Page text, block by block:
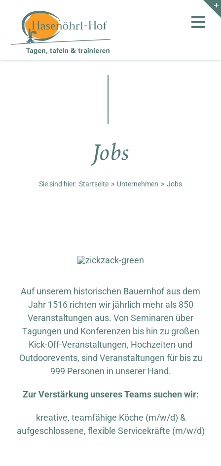
springen
Jobs
Sie sind hier: Startseite Unternehmen Jobs
Auf unserem historischen Bauernhof aus dem
Jahr 1516 richten wir jährlich mehr als 850
Veranstaltungen aus. Von Seminaren über
Tagungen und Konferenzen bis hin zu großen
Kick-Off-Veranstaltungen, Hochzeiten und
Outdoorevents, sind Veranstaltungen für bis zu
999 Personen in unserer Hand.
Zur Verstärkung unseres Teams suchen wir:
kreative, teamfähige Köche (m/w/d) &
aufgeschlossene, flexible Servicekräfte (m/w/d)